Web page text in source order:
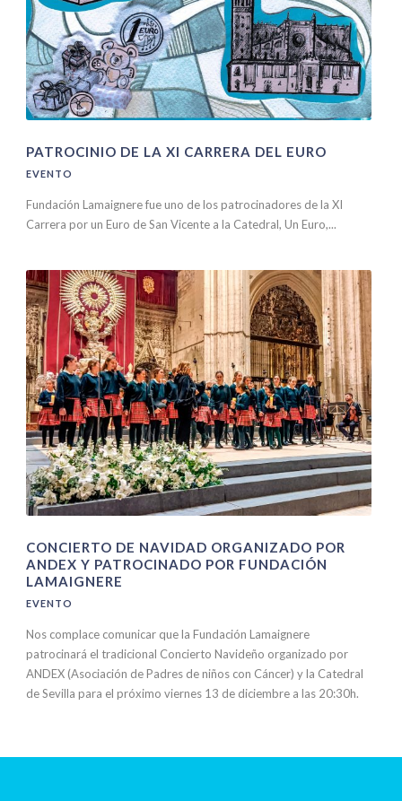
PATROCINIO DE LA XI CARRERA DEL EURO
EVENTO
Fundación Lamaignere fue uno de los patrocinadores de la XI
Carrera por un Euro de San Vicente a la Catedral, Un Euro,...
CONCIERTO DE NAVIDAD ORGANIZADO POR
ANDEX Y PATROCINADO POR FUNDACIÓN
LAMAIGNERE
EVENTO
Nos complace comunicar que la Fundación Lamaignere
patrocinará el tradicional Concierto Navideño organizado por
ANDEX (Asociación de Padres de niños con Cáncer) y la Catedral
de Sevilla para el próximo viernes 13 de diciembre a las 20:30h.